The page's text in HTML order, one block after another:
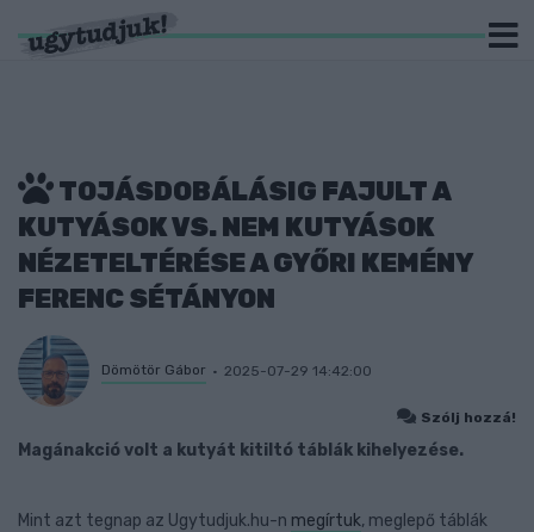
TOJÁSDOBÁLÁSIG FAJULT A
KUTYÁSOK VS. NEM KUTYÁSOK
NÉZETELTÉRÉSE A GYŐRI KEMÉNY
FERENC SÉTÁNYON
Dömötör Gábor 2025-07-29 14:42:00
Szólj hozzá!
Magánakció volt a kutyát kitiltó táblák kihelyezése.
Mint azt tegnap az Ugytudjuk.hu-n megírtuk, meglepő táblák